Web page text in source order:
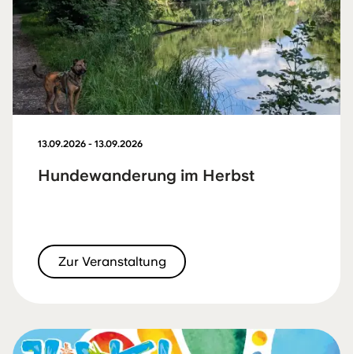
13.09.2026 - 13.09.2026
Hundewanderung im Herbst
Zur Veranstaltung